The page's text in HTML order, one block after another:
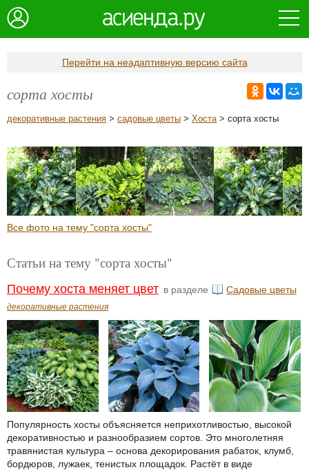
Перейти на неадаптивную версию сайта
сорта хосты
декоративные растения > садовые цветы > Хоста> сорта хосты
Все фото на тему "сорта хосты"
Статьи на тему "сорта хосты"
Почему хоста меняет цвет в разделе Садовые цветы
декоративные растения
Популярность хосты объясняется неприхотливостью, высокой
декоративностью и разнообразием сортов. Это многолетняя
травянистая культура – основа декорирования рабаток, клумб,
бордюров, лужаек, тенистых площадок. Растёт в виде